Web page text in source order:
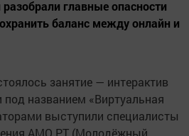
главные опасности
баланс между онлайн и
занятие — интерактив
названием «Виртуальная
выступили специалисты
АМО РТ (Молодёжный